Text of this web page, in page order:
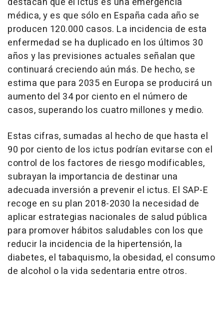
médica, y es que sólo en España cada año se
producen 120.000 casos. La incidencia de esta
enfermedad se ha duplicado en los últimos 30
años y las previsiones actuales señalan que
continuará creciendo aún más. De hecho, se
estima que para 2035 en Europa se producirá un
aumento del 34 por ciento en el número de
casos, superando los cuatro millones y medio.
Estas cifras, sumadas al hecho de que hasta el
90 por ciento de los ictus podrían evitarse con el
control de los factores de riesgo modificables,
subrayan la importancia de destinar una
adecuada inversión a prevenir el ictus. El SAP-E
recoge en su plan 2018-2030 la necesidad de
aplicar estrategias nacionales de salud pública
para promover hábitos saludables con los que
reducir la incidencia de la hipertensión, la
diabetes, el tabaquismo, la obesidad, el consumo
de alcohol o la vida sedentaria entre otros.